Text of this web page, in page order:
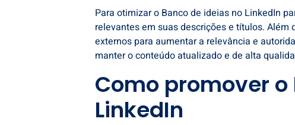
Para otimizar o Banco de ideias no LinkedIn
relevantes em suas descrições e títulos.
externos para aumentar a relevância e
manter o conteúdo atualizado e de alta
Como promover
LinkedIn